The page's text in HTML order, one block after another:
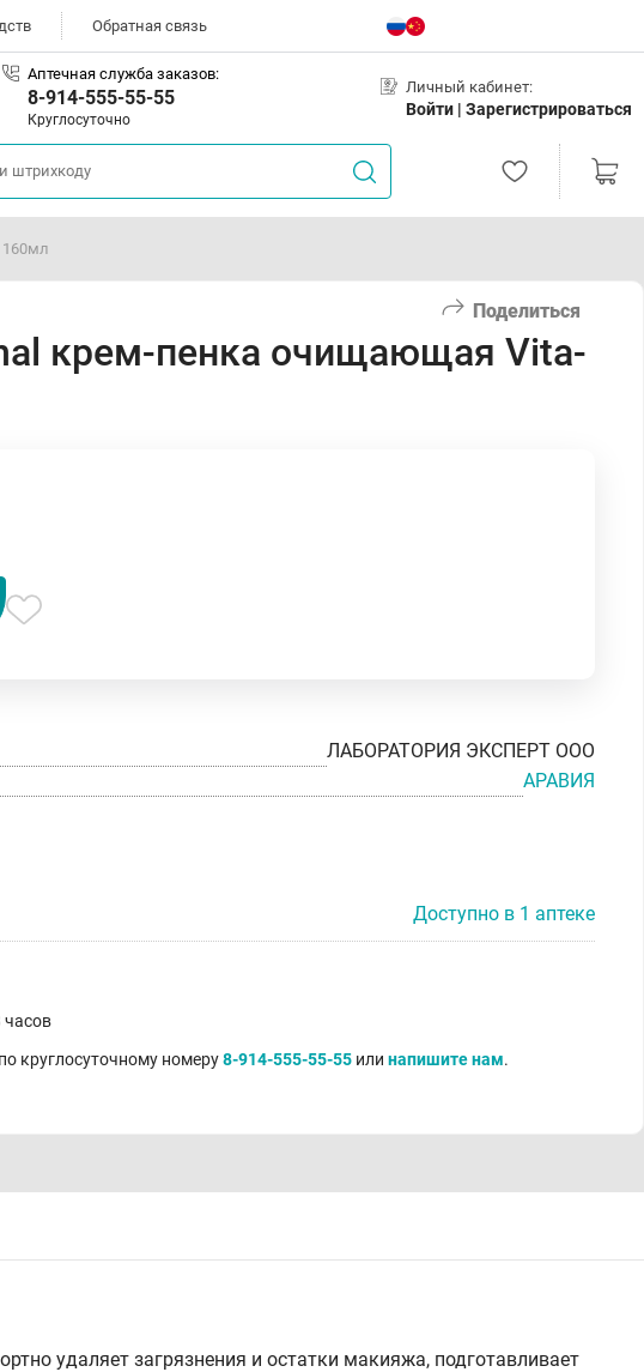
Обратная связь
Аптечная служба заказов:
8-914-555-55-55
Круглосуточно
Личный кабинет:
Войти | Зарегистрироваться
Поделиться
крем-пенка очищающая Vita-
ЛАБОРАТОРИЯ ЭКСПЕРТ ООО
АРАВИЯ
Доступно в 1 аптеке
часов
круглосуточному номеру8-914-555-55-55 или напишите нам.
удаляет загрязнения и остатки макияжа, подготавливает